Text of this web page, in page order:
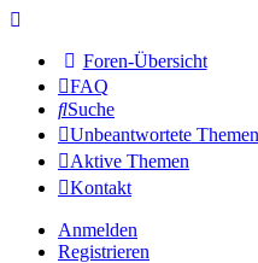
Foren-Übersicht
FAQ
Suche
Unbeantwortete Themen
Aktive Themen
Kontakt
Anmelden
Registrieren